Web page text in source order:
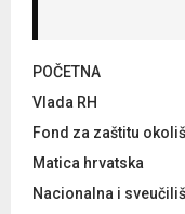
POČETNA
Vlada RH
Fond za zaštitu
Matica hrvatska
Nacionalna i